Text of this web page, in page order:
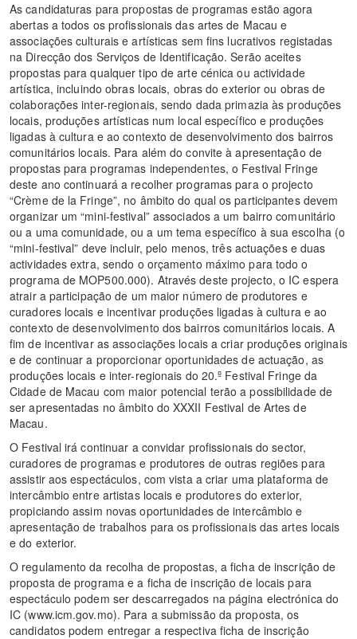
As candidaturas para propostas de programas estão agora
abertas a todos os profissionais das artes de Macau e
associações culturais e artísticas sem fins lucrativos registadas
na Direcção dos Serviços de Identificação. Serão aceites
propostas para qualquer tipo de arte cénica ou actividade
artística, incluindo obras locais, obras do exterior ou obras de
colaborações inter-regionais, sendo dada primazia às produções
locais, produções artísticas num local específico e produções
ligadas à cultura e ao contexto de desenvolvimento dos bairros
comunitários locais. Para além do convite à apresentação de
propostas para programas independentes, o Festival Fringe
deste ano continuará a recolher programas para o projecto
“Crème de la Fringe”, no âmbito do qual os participantes devem
organizar um “mini-festival” associados a um bairro comunitário
ou a uma comunidade, ou a um tema específico à sua escolha (o
“mini-festival” deve incluir, pelo menos, três actuações e duas
actividades extra, sendo o orçamento máximo para todo o
programa de MOP500.000). Através deste projecto, o IC espera
atrair a participação de um maior número de produtores e
curadores locais e incentivar produções ligadas à cultura e ao
contexto de desenvolvimento dos bairros comunitários locais. A
fim de incentivar as associações locais a criar produções originais
e de continuar a proporcionar oportunidades de actuação, as
produções locais e inter-regionais do 20.º Festival Fringe da
Cidade de Macau com maior potencial terão a possibilidade de
ser apresentadas no âmbito do XXXII Festival de Artes de
Macau.
O Festival irá continuar a convidar profissionais do sector,
curadores de programas e produtores de outras regiões para
assistir aos espectáculos, com vista a criar uma plataforma de
intercâmbio entre artistas locais e produtores do exterior,
propiciando assim novas oportunidades de intercâmbio e
apresentação de trabalhos para os profissionais das artes locais
e do exterior.
O regulamento da recolha de propostas, a ficha de inscrição de
proposta de programa e a ficha de inscrição de locais para
espectáculo podem ser descarregados na página electrónica do
IC (www.icm.gov.mo). Para a submissão da proposta, os
candidatos podem entregar a respectiva ficha de inscrição